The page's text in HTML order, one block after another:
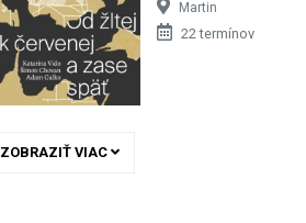
Martin
22 termínov
ZOBRAZIŤ VIAC